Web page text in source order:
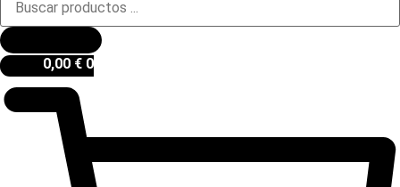
productos
0,00 € 0